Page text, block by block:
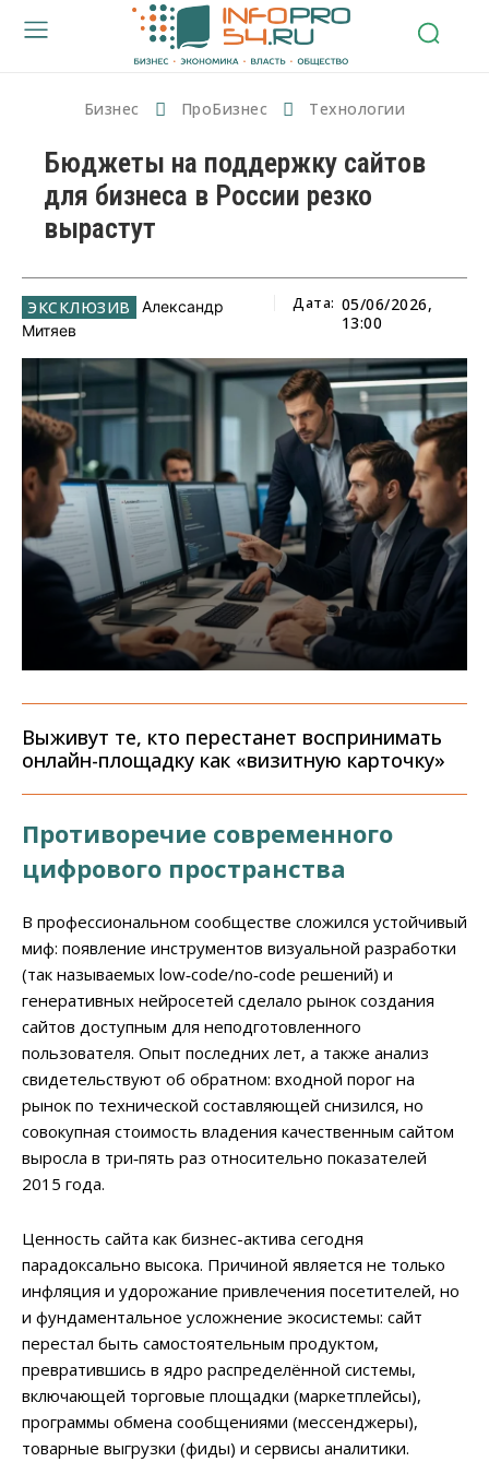
Бизнес ПроБизнес Технологии
Бюджеты на поддержку сайтов
для бизнеса в России резко
вырастут
Александр
Митяев
Дата: 05/06/2026,
13:00
Выживут те, кто перестанет воспринимать
онлайн-площадку как «визитную карточку»
Противоречие современного
цифрового пространства
В профессиональном сообществе сложился устойчивый
миф: появление инструментов визуальной разработки
(так называемых low‑code/no‑code решений) и
генеративных нейросетей сделало рынок создания
сайтов доступным для неподготовленного
пользователя. Опыт последних лет, а также анализ
свидетельствуют об обратном: входной порог на
рынок по технической составляющей снизился, но
совокупная стоимость владения качественным сайтом
выросла в три‑пять раз относительно показателей
2015 года.
Ценность сайта как бизнес-актива сегодня
парадоксально высока. Причиной является не только
инфляция и удорожание привлечения посетителей, но
и фундаментальное усложнение экосистемы: сайт
перестал быть самостоятельным продуктом,
превратившись в ядро распределённой системы,
включающей торговые площадки (маркетплейсы),
программы обмена сообщениями (мессенджеры),
товарные выгрузки (фиды) и сервисы аналитики.